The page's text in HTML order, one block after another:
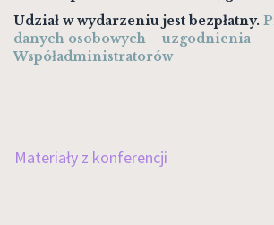
Udział w wydarzeniu jest bezpłatny.
danych osobowych – uzgodnienia
Współadministratorów
Materiały z konferencji